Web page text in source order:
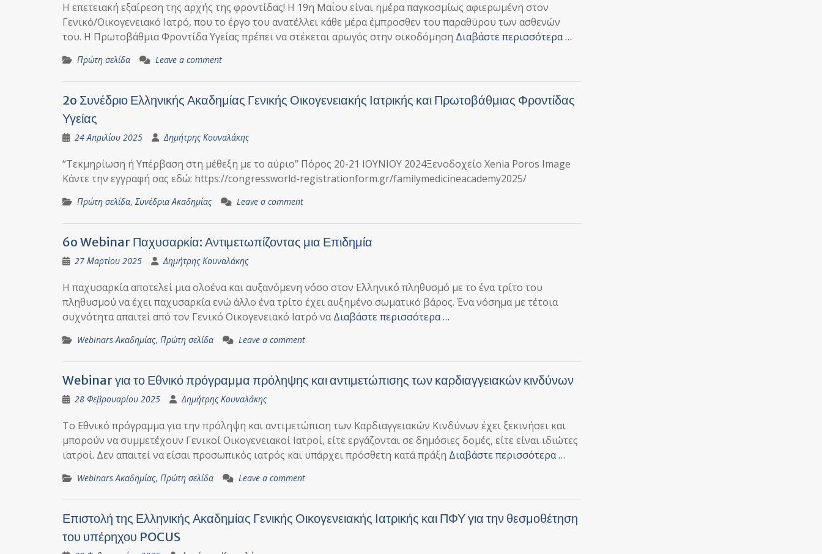
Η επετειακή εξαίρεση της αρχής της φροντίδας! Η 19η Μαΐου είναι ημέρα παγκοσμίως αφιερωμένη στον
Γενικό/Οικογενειακό Ιατρό, που το έργο του ανατέλλει κάθε μέρα έμπροσθεν του παραθύρου των ασθενών
του. Η Πρωτοβάθμια Φροντίδα Υγείας πρέπει να στέκεται αρωγός στην οικοδόμηση Διαβάστε περισσότερα …
Πρώτη σελίδα Leave a comment
2o Συνέδριο Ελληνικής Ακαδημίας Γενικής Οικογενειακής Ιατρικής και Πρωτοβάθμιας Φροντίδας
Υγείας
24 Απριλίου 2025 Δημήτρης Κουναλάκης
“Τεκμηρίωση ή Υπέρβαση στη μέθεξη με το αύριο” Πόρος 20-21 ΙΟΥΝΙΟΥ 2024Ξενοδοχείο Xenia Poros Image
Κάντε την εγγραφή σας εδώ: https://congressworld-registrationform.gr/familymedicineacademy2025/
Πρώτη σελίδα,Συνέδρια Ακαδημίας Leave a comment
6o Webinar Παχυσαρκία: Αντιμετωπίζοντας μια Επιδημία
27 Μαρτίου 2025 Δημήτρης Κουναλάκης
Η παχυσαρκία αποτελεί μια ολοένα και αυξανόμενη νόσο στον Ελληνικό πληθυσμό με το ένα τρίτο του
πληθυσμού να έχει παχυσαρκία ενώ άλλο ένα τρίτο έχει αυξημένο σωματικό βάρος. Ένα νόσημα με τέτοια
συχνότητα απαιτεί από τον Γενικό Οικογενειακό Ιατρό ναΔιαβάστε περισσότερα …
Webinars Ακαδημίας, Πρώτη σελίδα Leave a comment
Webinar για το Εθνικό πρόγραμμα πρόληψης και αντιμετώπισης των καρδιαγγειακών κινδύνων
28 Φεβρουαρίου 2025 Δημήτρης Κουναλάκης
Το Εθνικό πρόγραμμα για την πρόληψη και αντιμετώπιση των Καρδιαγγειακών Κινδύνων έχει ξεκινήσει και
μπορούν να συμμετέχουν Γενικοί Οικογενειακοί Ιατροί, είτε εργάζονται σε δημόσιες δομές, είτε είναι ιδιώτες
ιατροί. Δεν απαιτεί να είσαι προσωπικός ιατρός και υπάρχει πρόσθετη κατά πράξη Διαβάστε περισσότερα …
Webinars Ακαδημίας, Πρώτη σελίδα Leave a comment
Επιστολή της Ελληνικής Ακαδημίας Γενικής Οικογενειακής Ιατρικής και ΠΦΥ για την θεσμοθέτηση
του υπέρηχου POCUS